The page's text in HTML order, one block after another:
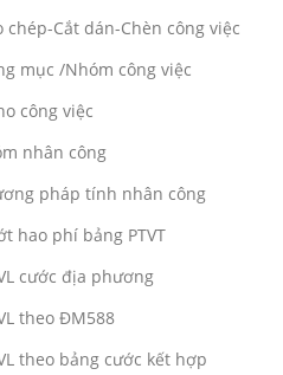
chép-Cắt dán-Chèn công việc
mục /Nhóm công việc
công việc
nhân công
pháp tính nhân công
hao phí bảng PTVT
cước địa phương
theo ĐM588
theo bảng cước kết hợp